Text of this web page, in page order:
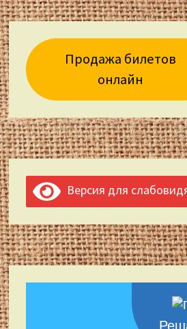
Продажа билетов
онлайн
Версия для